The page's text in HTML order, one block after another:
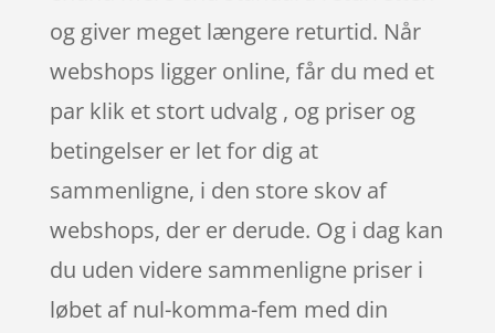
og giver meget længere returtid. Når
webshops ligger online, får du med et
par klik et stort udvalg , og priser og
betingelser er let for dig at
sammenligne, i den store skov af
webshops, der er derude. Og i dag kan
du uden videre sammenligne priser i
løbet af nul-komma-fem med din